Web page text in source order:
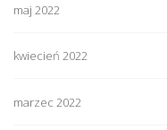
maj 2022
kwiecień 2022
marzec 2022